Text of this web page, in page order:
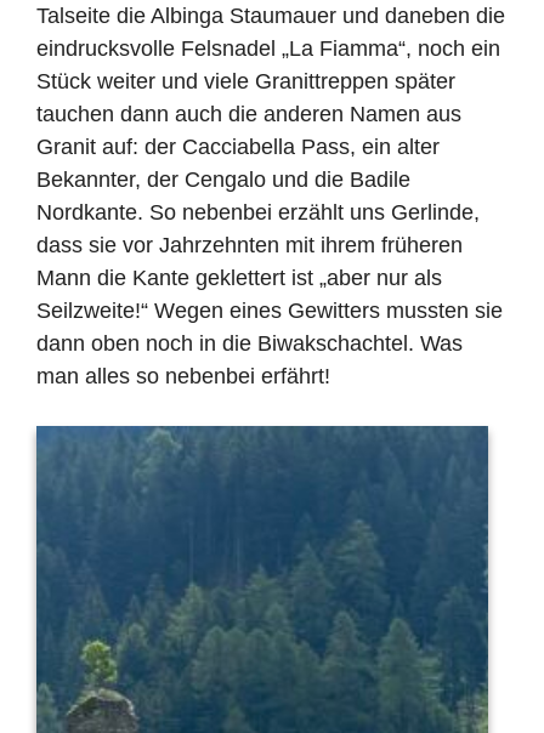
Talseite die Albinga Staumauer und daneben die
eindrucksvolle Felsnadel „La Fiamma“, noch ein
Stück weiter und viele Granittreppen später
tauchen dann auch die anderen Namen aus
Granit auf: der Cacciabella Pass, ein alter
Bekannter, der Cengalo und die Badile
Nordkante. So nebenbei erzählt uns Gerlinde,
dass sie vor Jahrzehnten mit ihrem früheren
Mann die Kante geklettert ist „aber nur als
Seilzweite!“ Wegen eines Gewitters mussten sie
dann oben noch in die Biwakschachtel. Was
man alles so nebenbei erfährt!